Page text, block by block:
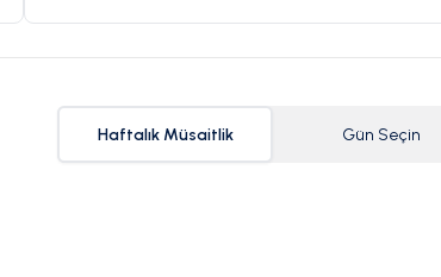
Haftalık Müsaitlik Gün Seçin